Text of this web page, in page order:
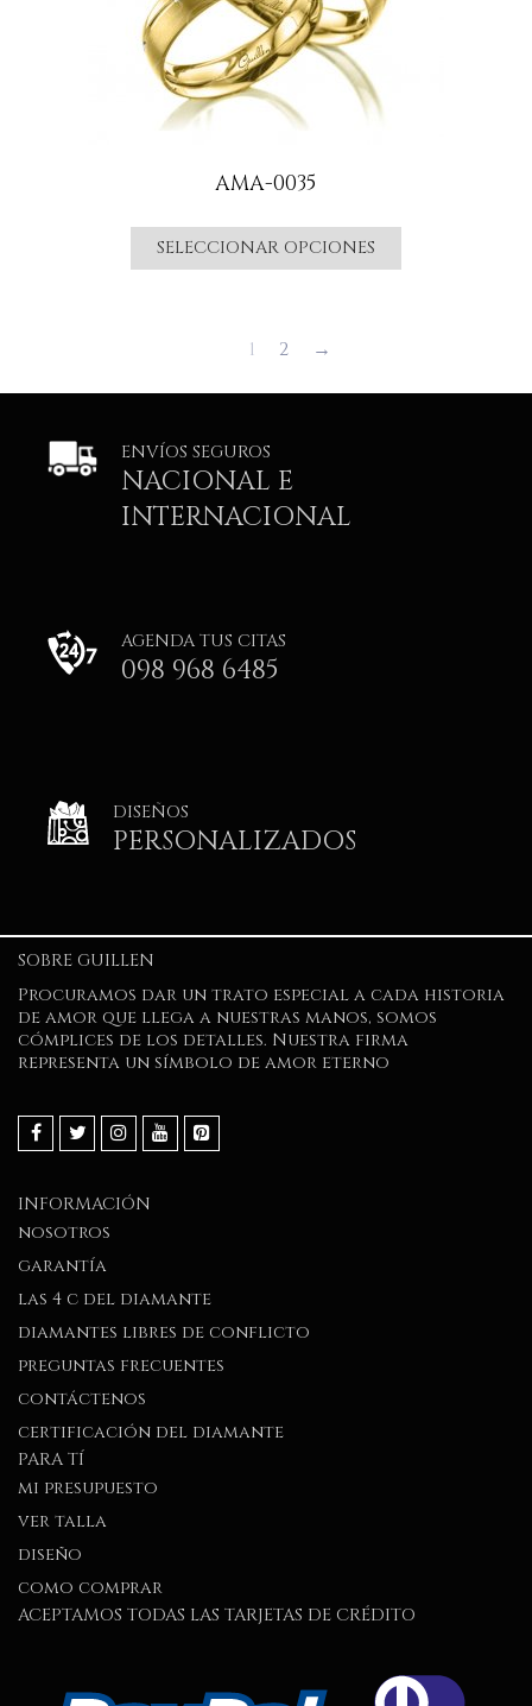
AMA-0035
SELECCIONAR OPCIONES
1 2 →
ENVÍOS SEGUROS
NACIONAL E
INTERNACIONAL
AGENDA TUS CITAS
098 968 6485
DISEÑOS
PERSONALIZADOS
SOBRE GUILLEN
Procuramos dar un trato especial a cada historia
de amor que llega a nuestras manos, somos
cómplices de los detalles. Nuestra firma
representa un símbolo de amor eterno
INFORMACIÓN
nosotros
garantía
las 4 c del diamante
diamantes libres de conflicto
preguntas frecuentes
contáctenos
certificación del diamante
PARA TÍ
mi presupuesto
ver talla
diseño
como comprar
ACEPTAMOS TODAS LAS TARJETAS DE CRÉDITO